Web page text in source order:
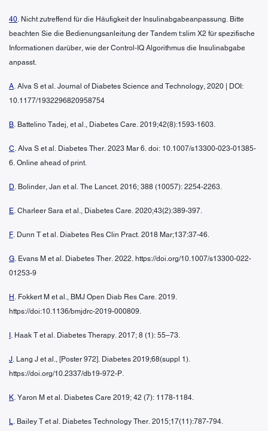
40. Nicht zutreffend für die Häufigkeit der Insulinabgabeanpassung. Bitte
beachten Sie die Bedienungsanleitung der Tandem t:slim X2 für spezifische
Informationen darüber, wie der Control-IQ Algorithmus die Insulinabgabe
anpasst.
A. Alva S et al. Journal of Diabetes Science and Technology, 2020 | DOI:
10.1177/1932296820958754
B. Battelino Tadej, et al., Diabetes Care. 2019;42(8):1593-1603.
C. Alva S et al. Diabetes Ther. 2023 Mar 6. doi: 10.1007/s13300-023-01385-
6. Online ahead of print.
D. Bolinder, Jan et al. The Lancet. 2016; 388 (10057): 2254-2263.
E. Charleer Sara et al., Diabetes Care. 2020;43(2):389-397.
F. Dunn T et al. Diabetes Res Clin Pract. 2018 Mar;137:37-46.
G. Evans M et al. Diabetes Ther. 2022. https://doi.org/10.1007/s13300-022-
01253-9
H . Fokkert M et al., BMJ Open Diab Res Care. 2019.
https://doi:10.1136/bmjdrc-2019-000809.
. Haak T et al. Diabetes Therapy. 2017; 8 (1): 55–73.
J. Lang J et al., [Poster 972]. Diabetes 2019;68(suppl 1).
https://doi.org/10.2337/db19-972-P.
K. Yaron M et al. Diabetes Care 2019; 42 (7): 1178-1184.
L. Bailey T et al. Diabetes Technology Ther. 2015;17(11):787-794.